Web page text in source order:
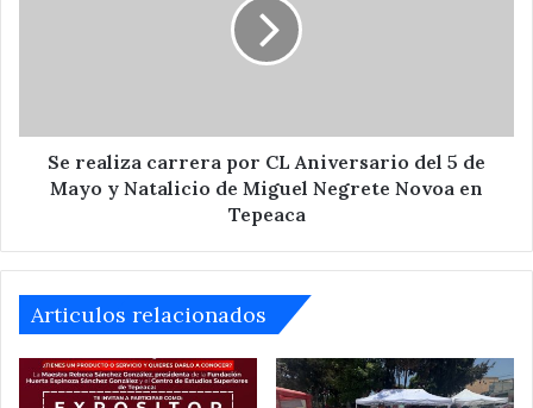
de
Mayo
Miguel
Novoa
en
Tepeaca
Se realiza carrera por CL Aniversario del 5 de
Mayo y Natalicio de Miguel Negrete Novoa en
Tepeaca
Articulos relacionados